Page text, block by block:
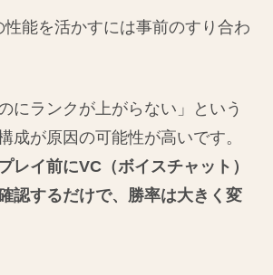
性能を活かすには事前のすり合わ
にランクが上がらない」という
成が原因の可能性が高いです。
レイ前にVC（ボイスチャット）
認するだけで、勝率は大きく変